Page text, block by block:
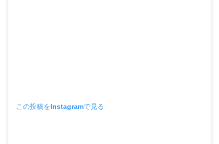
この投稿をInstagramで見る